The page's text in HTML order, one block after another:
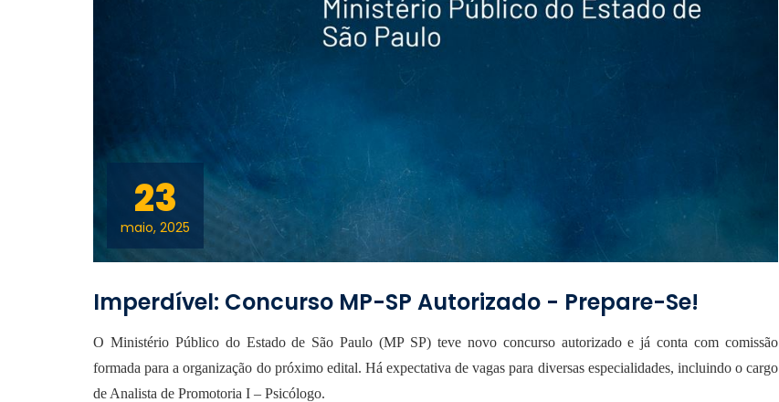
23
maio, 2025
Imperdível: Concurso MP-SP Autorizado - Prepare-Se!
O Ministério Público do Estado de São Paulo (MP SP) teve novo concurso autorizado e já conta com comissão
formada para a organização do próximo edital. Há expectativa de vagas para diversas especialidades, incluindo o cargo
de Analista de Promotoria I – Psicólogo.